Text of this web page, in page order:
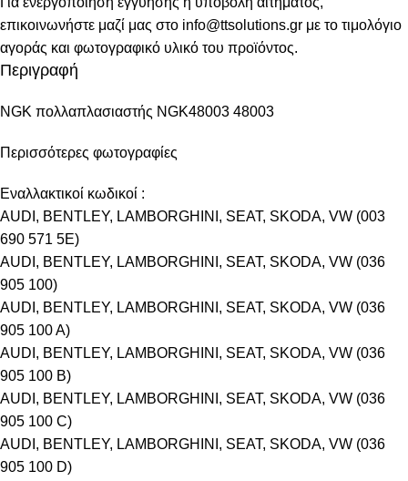
επικοινωνήστε μαζί μας στο info@ttsolutions.gr με το τιμολόγιο
αγοράς και φωτογραφικό υλικό του προϊόντος.
Περιγραφή
NGK πολλαπλασιαστής NGK48003 48003
Περισσότερες φωτογραφίες
Εναλλακτικοί κωδικοί :
AUDI, BENTLEY, LAMBORGHINI, SEAT, SKODA, VW (003
690 571 5E)
AUDI, BENTLEY, LAMBORGHINI, SEAT, SKODA, VW (036
905 100)
AUDI, BENTLEY, LAMBORGHINI, SEAT, SKODA, VW (036
905 100 A)
AUDI, BENTLEY, LAMBORGHINI, SEAT, SKODA, VW (036
905 100 B)
AUDI, BENTLEY, LAMBORGHINI, SEAT, SKODA, VW (036
905 100 C)
AUDI, BENTLEY, LAMBORGHINI, SEAT, SKODA, VW (036
905 100 D)